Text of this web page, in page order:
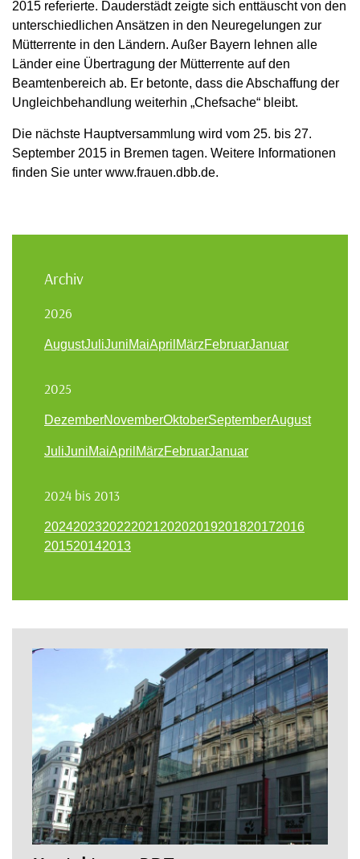
2015 referierte. Dauderstädt zeigte sich enttäuscht von den
unterschiedlichen Ansätzen in den Neuregelungen zur
Mütterrente in den Ländern. Außer Bayern lehnen alle
Länder eine Übertragung der Mütterrente auf den
Beamtenbereich ab. Er betonte, dass die Abschaffung der
Ungleichbehandlung weiterhin „Chefsache“ bleibt.
Die nächste Hauptversammlung wird vom 25. bis 27.
September 2015 in Bremen tagen. Weitere Informationen
finden Sie unter www.frauen.dbb.de.
Archiv
2026
AugustJuliJuniMaiApril MärzFebruarJanuar
2025
DezemberNovemberOktoberSeptemberAugust
JuliJuniMaiApril MärzFebruarJanuar
2024 bis 2013
202420232022202120202019201820172016
201520142013